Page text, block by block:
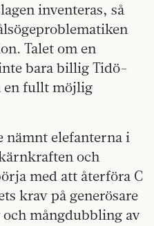
inventeras, så
Talet om en
bara billig Tidö-
en fullt möjlig
nämnt elefanterna i
och
med att återföra C
krav på generösare
mångdubbling av